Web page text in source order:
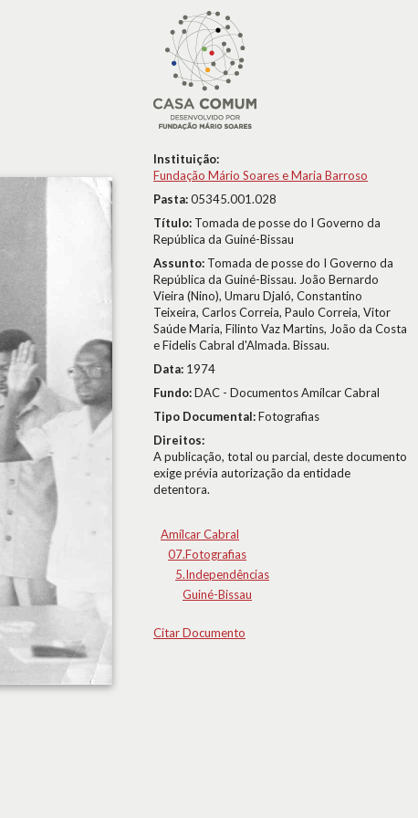
Instituição:
Fundação Mário Soares e Maria Barroso
Pasta:05345.001.028
Título: Tomada de posse do I Governo da
República da Guiné-Bissau
Assunto: Tomada de posse do I Governo da
República da Guiné-Bissau. João Bernardo
Vieira (Nino), Umaru Djaló, Constantino
Teixeira, Carlos Correia, Paulo Correia, Vitor
Saúde Maria, Filinto Vaz Martins, João da Costa
e Fidelis Cabral d'Almada. Bissau.
Data: 1974
Fundo:DAC - Documentos Amílcar Cabral
Tipo Documental:Fotografias
Direitos:
A publicação, total ou parcial, deste documento
exige prévia autorização da entidade
detentora.
Amílcar Cabral
07.Fotografias
5.Independências
Guiné-Bissau
Citar Documento